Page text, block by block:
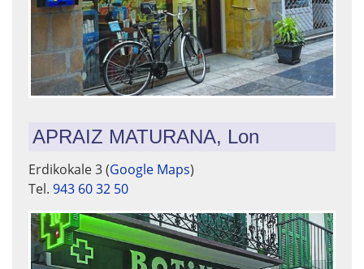
APRAIZ MATURANA, Lon
Erdikokale 3 (Google Maps)
Tel. 943 60 32 50